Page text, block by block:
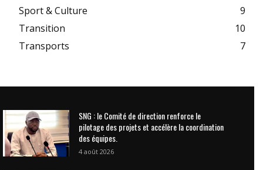
Sport & Culture
9
Transition
10
Transports
7
SNG : le Comité de direction renforce le
pilotage des projets et accélère la coordination
des équipes.
4 août 2026